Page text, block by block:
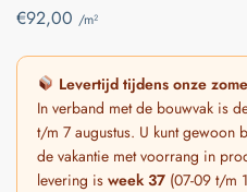
€92,00 /m²
Levertijd tijdens onze
In verband met de bouwvak is
t/m 7 augustus. U kunt
de vakantie met voorrang in
levering is week 37 (07-09 t/m